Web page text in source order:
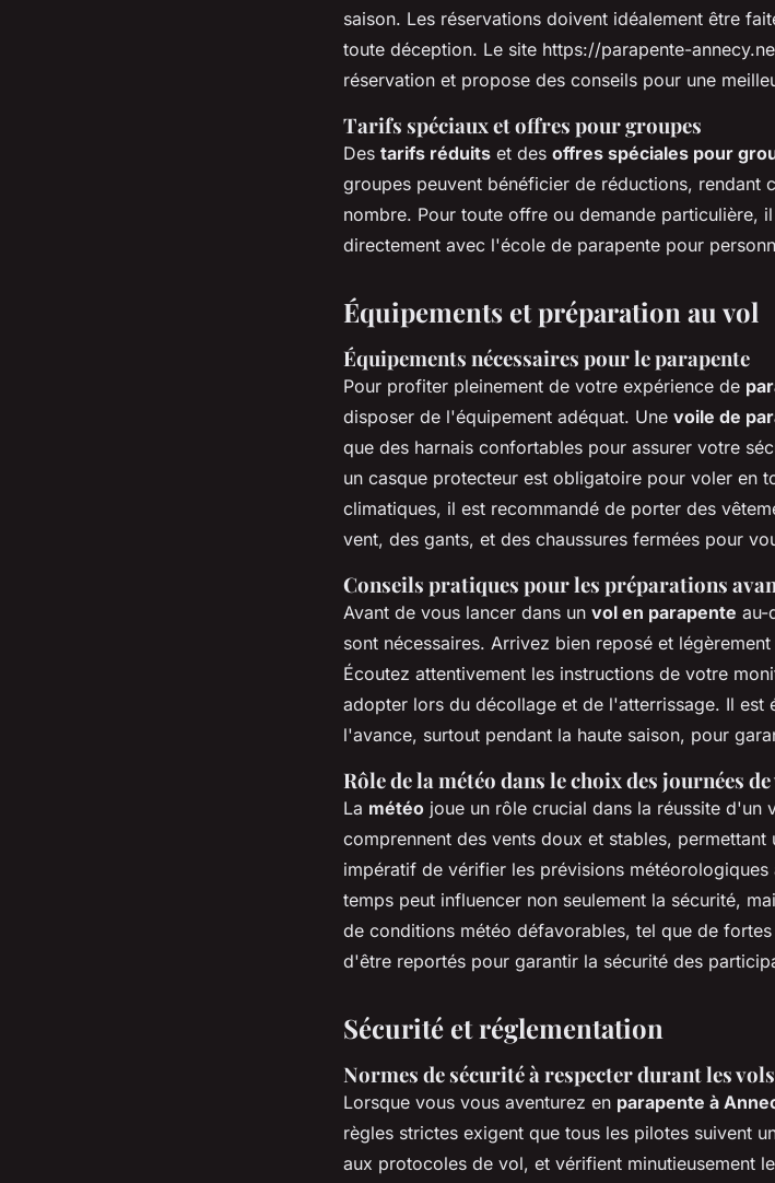
saison. Les réservations doivent idéalement être
toute déception. Le site https://parapente-
réservation et propose des conseils pour une
Tarifs spéciaux et offres pour groupes
Des tarifs réduits et des offres spéciales pour
groupes peuvent bénéficier de réductions, rendant
nombre. Pour toute offre ou demande particulière,
directement avec l'école de parapente pour
Équipements et préparation au vol
Équipements nécessaires pour le parapente
Pour profiter pleinement de votre expérience de
disposer de l'équipement adéquat. Une voile de
que des harnais confortables pour assurer votre
un casque protecteur est obligatoire pour voler en
climatiques, il est recommandé de porter des
vent, des gants, et des chaussures fermées pour
Conseils pratiques pour les préparations
Avant de vous lancer dans un vol en parapente au-
sont nécessaires. Arrivez bien reposé et
Écoutez attentivement les instructions de votre
adopter lors du décollage et de l'atterrissage. Il est
l'avance, surtout pendant la haute saison, pour
Rôle de la météo dans le choix des journées
La météo joue un rôle crucial dans la réussite d'un
comprennent des vents doux et stables,
impératif de vérifier les prévisions
temps peut influencer non seulement la sécurité,
de conditions météo défavorables, tel que de
d'être reportés pour garantir la sécurité des
Sécurité et réglementation
Normes de sécurité à respecter durant les vols
Lorsque vous vous aventurez en parapente à
règles strictes exigent que tous les pilotes suivent
aux protocoles de vol, et vérifient minutieusement